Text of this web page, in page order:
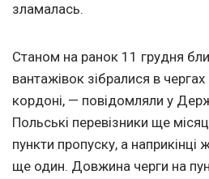
зламалась.
Станом на ранок 11 грудня
вантажівок зібралися в
кордоні, — повідомляли у
Польські перевізники ще
пункти пропуску, а
ще один. Довжина черги на